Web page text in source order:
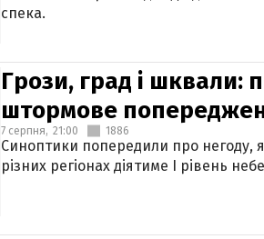
спека.
Грози, град і шквали:
штормове
7 серпня, 21:00 1886
Синоптики попередили про негоду,
різних регіонах діятиме І рівень